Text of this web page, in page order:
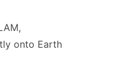
onto Earth